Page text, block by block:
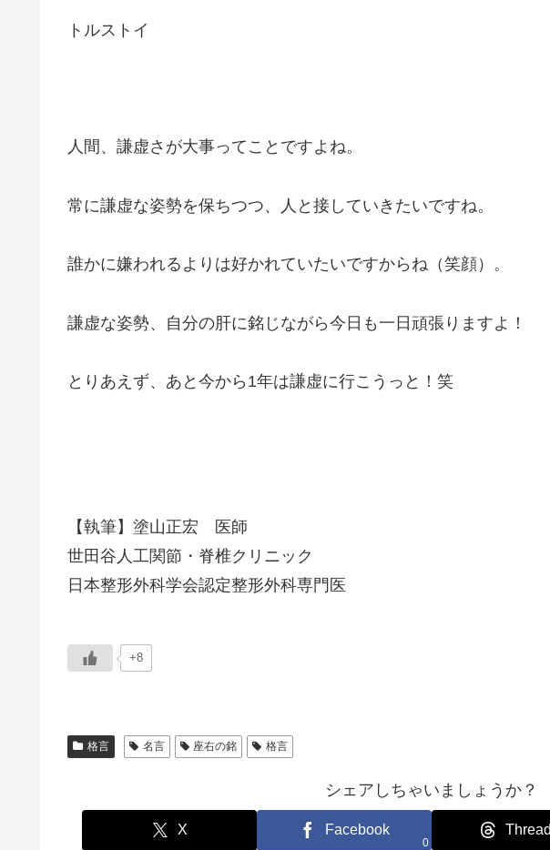
トルストイ
人間、謙虚さが大事ってことですよね。
常に謙虚な姿勢を保ちつつ、人と接していきたいですね。
誰かに嫌われるよりは好かれていたいですからね（笑顔）。
謙虚な姿勢、自分の肝に銘じながら今日も一日頑張りますよ！
とりあえず、あと今から1年は謙虚に行こうっと！笑
【執筆】塗山正宏 医師
世田谷人工関節・脊椎クリニック
日本整形外科学会認定整形外科専門医
+8
格言 名言 座右の銘 格言
シェアしちゃいましょうか？
X Facebook
0